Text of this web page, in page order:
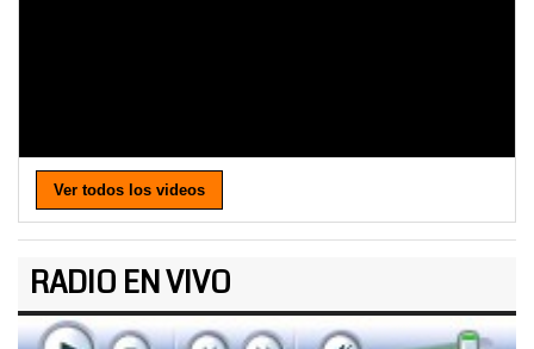
Ver todos los videos
RADIO EN VIVO